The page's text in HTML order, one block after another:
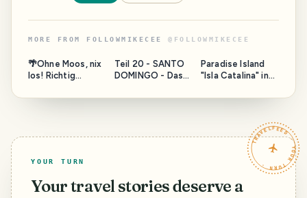
MORE FROM FOLLOWMIKECEE @ FOLLOWMIKECEE
🌴Ohne Moos, nix
los! Richtig
Dominikanische
Teil 20 - SANTO
DOMINGO - Das
Dominikanischen
Paradise Island
"Isla Catalina" in
Republic
TRAVELFEED · YOUR TURN ·
YOUR TURN
Your travel stories deserve a